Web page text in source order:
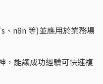
、n8n 等)並應用於業務場
，能讓成功經驗可快速複